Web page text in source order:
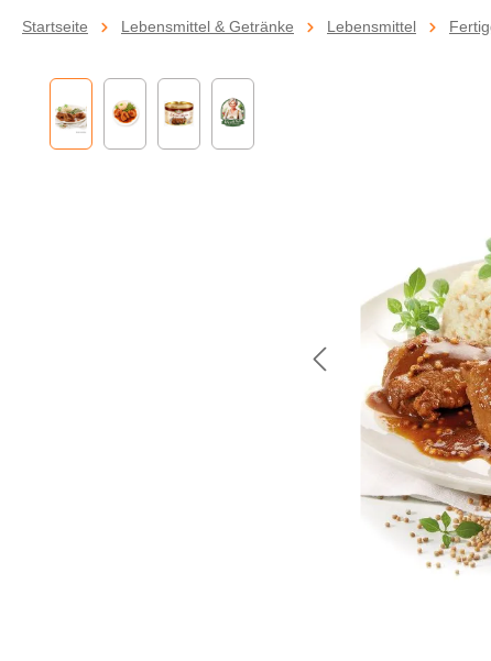
Startseite Lebensmittel & Getränke Lebensmittel
Bildergalerie überspringen